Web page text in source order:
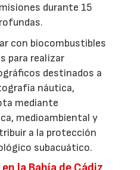
durante 15
con biocombustibles
para realizar
destinados a
náutica,
mediante
medioambiental y
a la protección
subacuático.